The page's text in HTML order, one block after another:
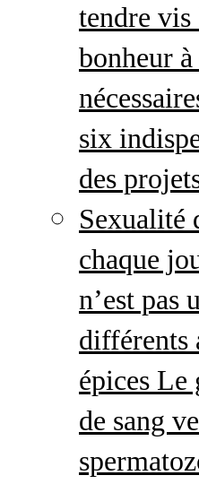
tendre vis
bonheur
six
des
Sexualité
chaque
n’est
différents
épices Le
de sang